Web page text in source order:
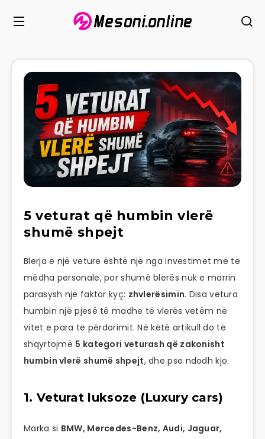
5 veturat që humbin vlerë
shumë shpejt
Blerja e një veture është një nga investimet më të
mëdha personale, por shumë blerës nuk e marrin
parasysh një faktor kyç: zhvlerësimin. Disa vetura
humbin një pjesë të madhe të vlerës vetëm në
vitet e para të përdorimit. Në këtë artikull do të
shqyrtojmë 5 kategori veturash që zakonisht
humbin vlerë shumë shpejt, dhe pse ndodh kjo.
1. Veturat luksoze (Luxury cars)
Marka si BMW, Mercedes-Benz, Audi, Jaguar,